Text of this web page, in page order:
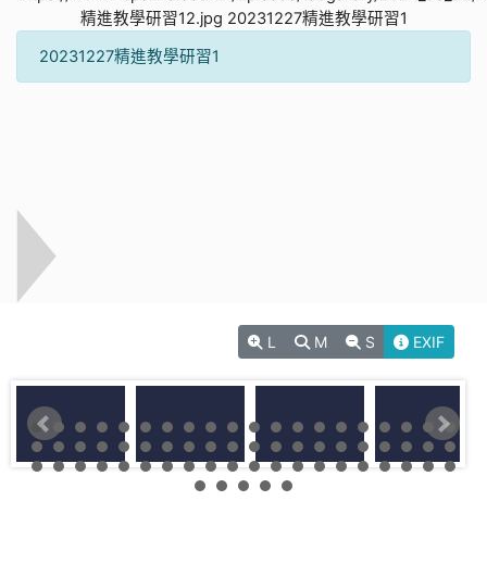
20231227精進教學研習1
L M S EXIF